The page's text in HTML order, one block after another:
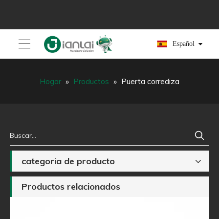
Español
Hogar » Productos » Puerta corrediza
categoria de producto
Productos relacionados